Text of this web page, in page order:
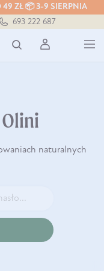
49 ZŁ 📦 3-9 SIERPNIA
693 222 687
naturalnych